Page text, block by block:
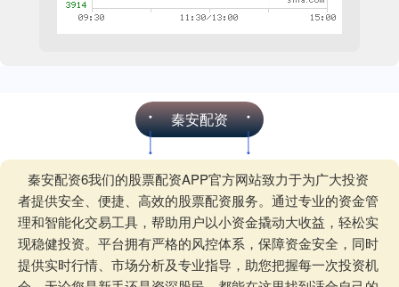
秦安配资
秦安配资6我们的股票配资APP官方网站致力于为广大投资
者提供安全、便捷、高效的股票配资服务。通过专业的资金管
理和智能化交易工具，帮助用户以小资金撬动大收益，轻松实
现稳健投资。平台拥有严格的风控体系，保障资金安全，同时
提供实时行情、市场分析及专业指导，助您把握每一次投资机